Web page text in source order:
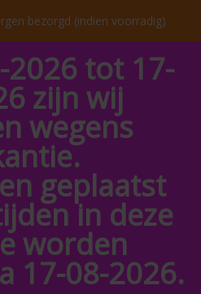
bezorgd (indien voorradig)
2026 tot 17-
zijn wij
wegens
geplaatst
in deze
worden
17-08-2026.